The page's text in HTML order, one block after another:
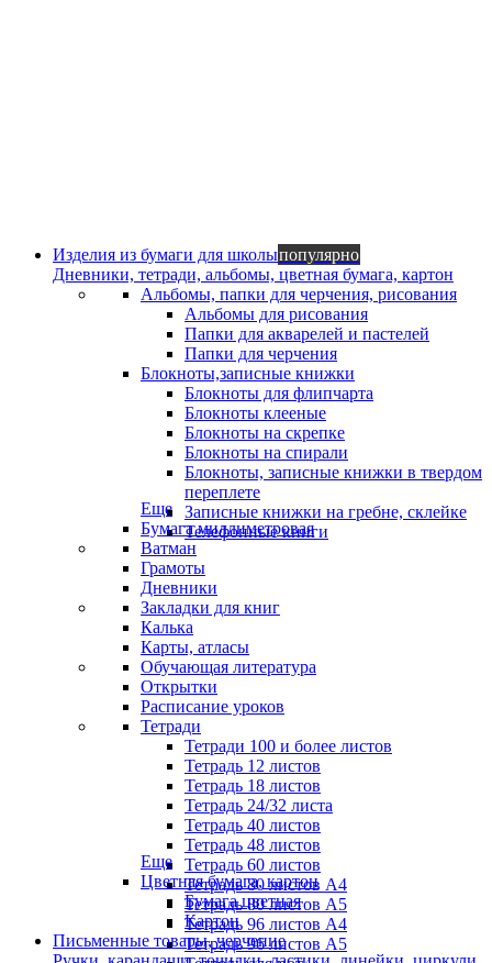
Изделия из бумаги для школыпопулярно
Дневники, тетради, альбомы, цветная бумага, картон
Альбомы, папки для черчения, рисования
Альбомы для рисования
Папки для акварелей и пастелей
Папки для черчения
Блокноты,записные книжки
Блокноты для флипчарта
Блокноты клееные
Блокноты на скрепке
Блокноты на спирали
Блокноты, записные книжки в твердом
переплете
Записные книжки на гребне, склейке
Телефонные книги
Еще
Бумага миллиметровая
Ватман
Грамоты
Дневники
Закладки для книг
Калька
Карты, атласы
Обучающая литература
Открытки
Расписание уроков
Тетради
Тетради 100 и более листов
Тетрадь 12 листов
Тетрадь 18 листов
Тетрадь 24/32 листа
Тетрадь 40 листов
Тетрадь 48 листов
Тетрадь 60 листов
Тетрадь 80 листов А4
Тетрадь 80 листов А5
Тетрадь 96 листов А4
Тетрадь 96 листов А5
Еще
Цветная бумага, картон
Бумага цветная
Картон
Письменные товары, черчение